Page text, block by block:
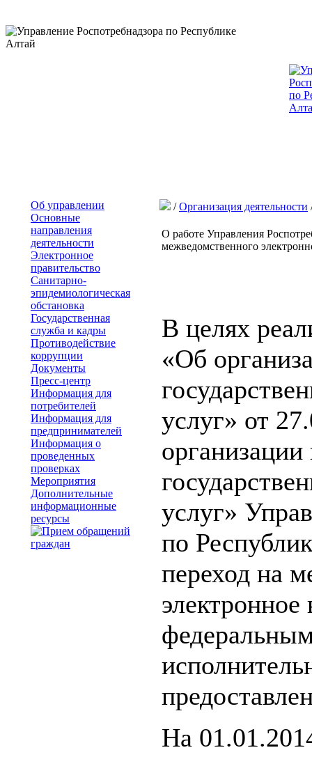
Об управлении
Основные
направления
деятельности
Электронное
правительство
Санитарно-
эпидемиологическая
обстановка
Государственная
служба и кадры
Противодействие
коррупции
Документы
Пресс-центр
Информация для
потребителей
Информация для
предпринимателей
Информация о
проведенных
проверках
Мероприятия
Дополнительные
информационные
ресурсы
/Организация деятельности
О работе Управления
межведомственного
В целях
«Об
услуг» от
организации
услуг»
по
переход на
электронное
На